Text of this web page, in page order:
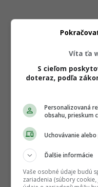
Víta ťa
S cieľom
doteraz, podľa
Personalizovaná
obsahu, prieskum
Uchovávanie
Ďalšie informácie
Vaše osobné údaje budú
zariadenia (súbory